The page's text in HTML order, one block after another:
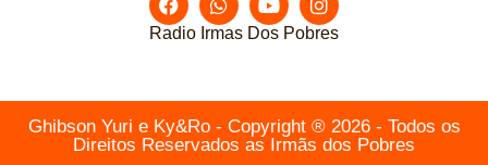
Radio Irmas Dos Pobres
Ghibson Yuri e Ky&Ro - Copyright ® 2026 - Todos os
Direitos Reservados as Irmãs dos Pobres